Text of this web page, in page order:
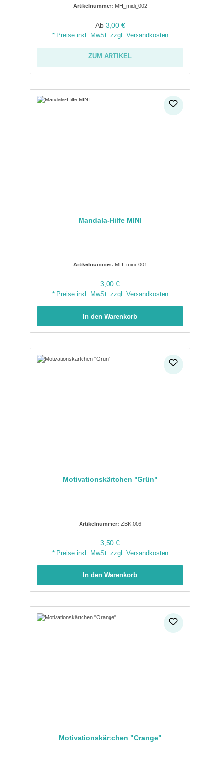
Artikelnummer: MH_midi_002
Regulärer Preis:
Ab 3,00 €
* Preise inkl. MwSt. zzgl. Versandkosten
ZUM ARTIKEL
Mandala-Hilfe MINI
Artikelnummer: MH_mini_001
Regulärer Preis:
3,00 €
* Preise inkl. MwSt. zzgl. Versandkosten
In den Warenkorb
Motivationskärtchen "Grün"
Artikelnummer: ZBK.006
Regulärer Preis:
3,50 €
* Preise inkl. MwSt. zzgl. Versandkosten
In den Warenkorb
Motivationskärtchen "Orange"